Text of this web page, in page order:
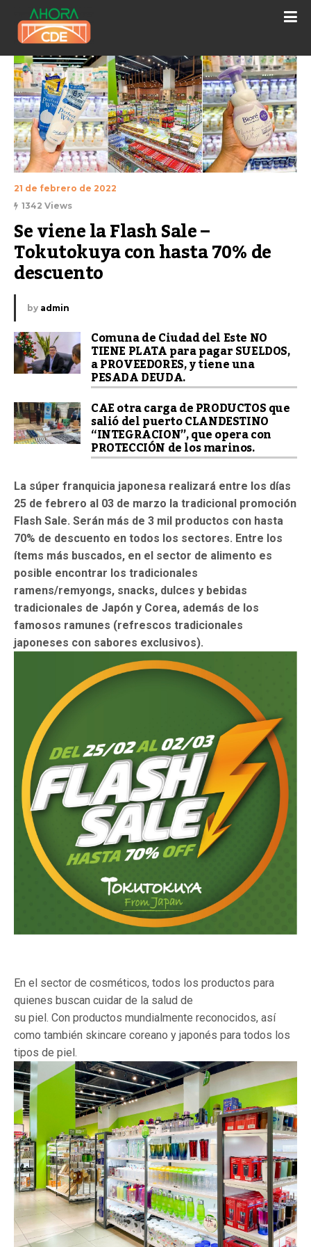
21 de febrero de 2022
1342 Views
Se viene la Flash Sale –
Tokutokuya con hasta 70% de
descuento
by admin
Comuna de Ciudad del Este NO
TIENE PLATA para pagar SUELDOS,
a PROVEEDORES, y tiene una
PESADA DEUDA.
CAE otra carga de PRODUCTOS que
salió del puerto CLANDESTINO
“INTEGRACION”, que opera con
PROTECCIÓN de los marinos.
La súper franquicia japonesa realizará entre los días
25 de febrero al 03 de marzo la tradicional promoción
Flash Sale. Serán más de 3 mil productos con hasta
70% de descuento en todos los sectores. Entre los
ítems más buscados, en el sector de alimento es
posible encontrar los tradicionales
ramens/remyongs, snacks, dulces y bebidas
tradicionales de Japón y Corea, además de los
famosos ramunes (refrescos tradicionales
japoneses con sabores exclusivos).
En el sector de cosméticos, todos los productos para
quienes buscan cuidar de la salud de
su piel. Con productos mundialmente reconocidos, así
como también skincare coreano y japonés para todos los
tipos de piel.